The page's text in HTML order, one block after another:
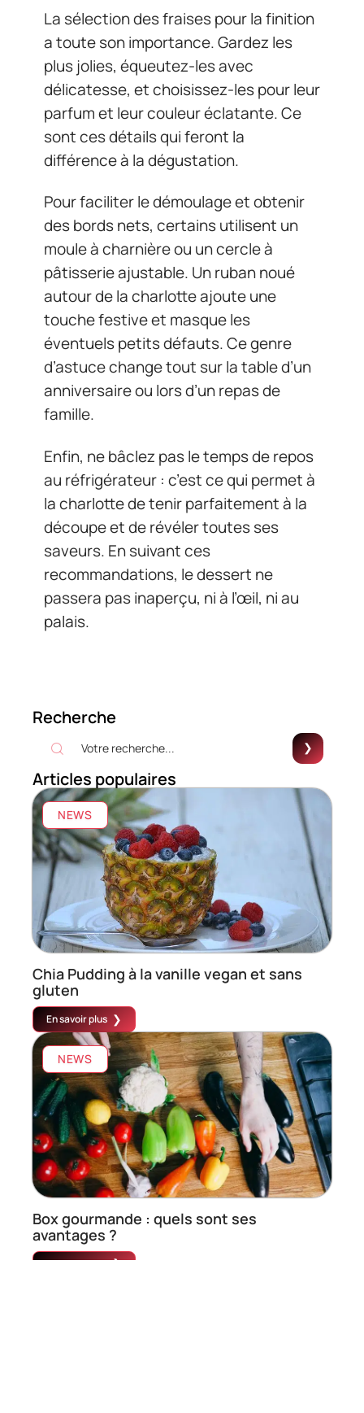
La sélection des fraises pour la finition
a toute son importance. Gardez les
plus jolies, équeutez-les avec
délicatesse, et choisissez-les pour leur
parfum et leur couleur éclatante. Ce
sont ces détails qui feront la
différence à la dégustation.
Pour faciliter le démoulage et obtenir
des bords nets, certains utilisent un
moule à charnière ou un cercle à
pâtisserie ajustable. Un ruban noué
autour de la charlotte ajoute une
touche festive et masque les
éventuels petits défauts. Ce genre
d’astuce change tout sur la table d’un
anniversaire ou lors d’un repas de
famille.
Enfin, ne bâclez pas le temps de repos
au réfrigérateur : c’est ce qui permet à
la charlotte de tenir parfaitement à la
découpe et de révéler toutes ses
saveurs. En suivant ces
recommandations, le dessert ne
passera pas inaperçu, ni à l’œil, ni au
palais.
Recherche
Articles populaires
NEWS
Chia Pudding à la vanille vegan et sans
gluten
En savoir plus
NEWS
Box gourmande : quels sont ses
avantages ?
En savoir plus